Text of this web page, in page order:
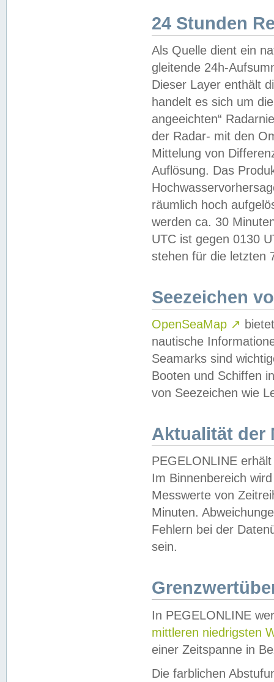
24 Stunden
Als Quelle dient ein
gleitende 24h-
Dieser Layer enthält
handelt es sich um
angeeichten“
der Radar- mit den
Mittelung von
Auflösung. Das
räumlich hoch
werden ca. 30
UTC ist gegen 0130
stehen für die letzten
Seezeichen
OpenSeaMap ↗
nautische
Seamarks sind
Booten und Schiffen
von Seezeichen wie
Aktualität der
PEGELONLINE
Im Binnenbereich
Messwerte von
Minuten.
Fehlern bei der
sein.
In PEGELONLINE
mittleren niedrigsten
einer Zeitspanne in
Die farblichen